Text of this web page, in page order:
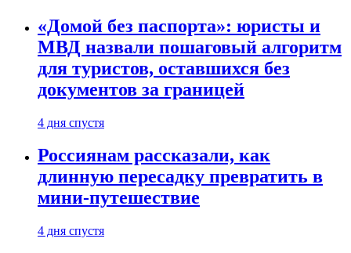
«Домой без паспорта»: юристы и
МВД назвали пошаговый алгоритм
для туристов, оставшихся без
документов за границей
4 дня спустя
Россиянам рассказали, как
длинную пересадку превратить в
мини-путешествие
4 дня спустя